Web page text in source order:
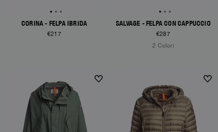
CORINA - FELPA IBRIDA
€217
SALVAGE - FELPA CON CAPPUCCIO
€287
2 Colori